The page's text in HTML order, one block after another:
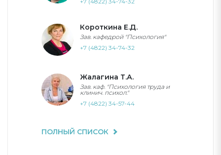
Короткина Е.Д.
Зав. кафедрой "Психология"
+7 (4822) 34-74-32
Жалагина Т.А.
Зав. каф. "Психология труда и
клинич. психол."
+7 (4822) 34-57-44
ПОЛНЫЙ СПИСОК